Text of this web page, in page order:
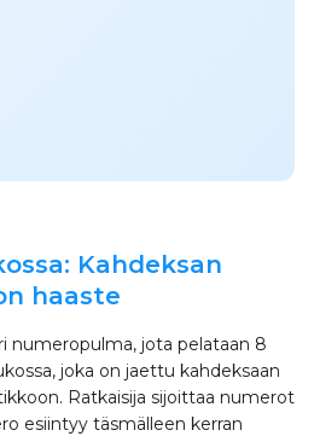
Kahdeksan
haaste
numeropulma, jota pelataan 8
joka on jaettu kahdeksaan
Ratkaisija sijoittaa numerot
esiintyy täsmälleen kerran